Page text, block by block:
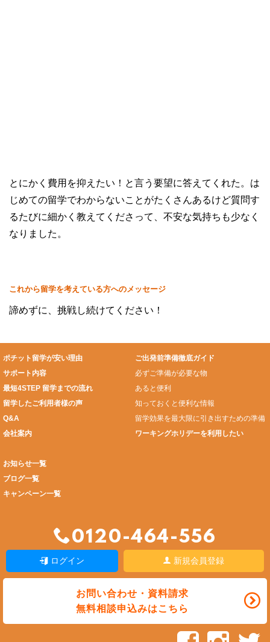
とにかく費用を抑えたい！と言う要望に答えてくれた。は
じめての留学でわからないことがたくさんあるけど質問す
るたびに細かく教えてくださって、不安な気持ちも少なく
なりました。
これから留学を考えている方へのメッセージ
諦めずに、挑戦し続けてください！
ポチット留学が安い理由
サポート内容
最短4STEP 留学までの流れ
留学したご利用者様の声
Q&A
会社案内
ご出発前準備徹底ガイド
必ずご準備が必要な物
あると便利
知っておくと便利な情報
留学効果を最大限に引き出すための準備
ワーキングホリデーを利用したい
お知らせ一覧
ブログ一覧
キャンペーン一覧
0120-464-556
ログイン 新規会員登録
お問い合わせ・資料請求
無料相談申込みはこちら